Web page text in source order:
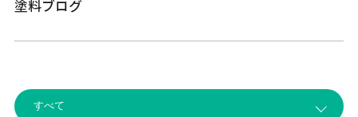
塗料ブログ